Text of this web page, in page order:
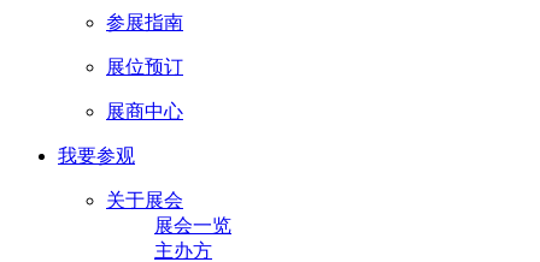
参展指南
展位预订
展商中心
我要参观
关于展会
展会一览
主办方